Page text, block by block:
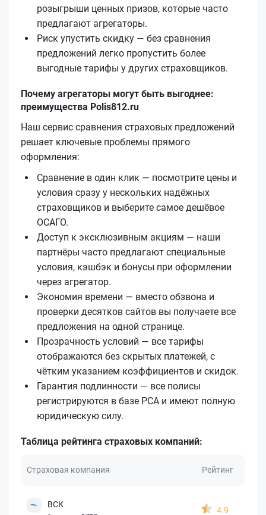
розыгрыши ценных призов, которые часто
предлагают агрегаторы.
Риск упустить скидку — без сравнения
предложений легко пропустить более
выгодные тарифы у других страховщиков.
Почему агрегаторы могут быть выгоднее:
преимущества Polis812.ru
Наш сервис сравнения страховых предложений
решает ключевые проблемы прямого
оформления:
Сравнение в один клик — посмотрите цены и
условия сразу у нескольких надёжных
страховщиков и выберите самое дешёвое
ОСАГО.
Доступ к эксклюзивным акциям — наши
партнёры часто предлагают специальные
условия, кэшбэк и бонусы при оформлении
через агрегатор.
Экономия времени — вместо обзвона и
проверки десятков сайтов вы получаете все
предложения на одной странице.
Прозрачность условий — все тарифы
отображаются без скрытых платежей, с
чётким указанием коэффициентов и скидок.
Гарантия подлинности — все полисы
регистрируются в базе РСА и имеют полную
юридическую силу.
Таблица рейтинга страховых компаний:
Страховая компания Рейтинг
ВСК
4.9